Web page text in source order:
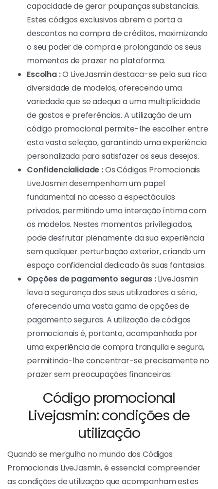
capacidade de gerar poupanças substanciais.
Estes códigos exclusivos abrem a porta a
descontos na compra de créditos, maximizando
o seu poder de compra e prolongando os seus
momentos de prazer na plataforma.
Escolha :O LiveJasmin destaca-se pela sua rica
diversidade de modelos, oferecendo uma
variedade que se adequa a uma multiplicidade
de gostos e preferências. A utilização de um
código promocional permite-lhe escolher entre
esta vasta seleção, garantindo uma experiência
personalizada para satisfazer os seus desejos.
Confidencialidade :Os Códigos Promocionais
LiveJasmin desempenham um papel
fundamental no acesso a espectáculos
privados, permitindo uma interação íntima com
os modelos. Nestes momentos privilegiados,
pode desfrutar plenamente da sua experiência
sem qualquer perturbação exterior, criando um
espaço confidencial dedicado às suas fantasias.
Opções de pagamento seguras :LiveJasmin
leva a segurança dos seus utilizadores a sério,
oferecendo uma vasta gama de opções de
pagamento seguras. A utilização de códigos
promocionais é, portanto, acompanhada por
uma experiência de compra tranquila e segura,
permitindo-lhe concentrar-se precisamente no
prazer sem preocupações financeiras.
Código promocional
Livejasmin: condições de
utilização
Quando se mergulha no mundo dos Códigos
Promocionais LiveJasmin, é essencial compreender
as condições de utilização que acompanham estes